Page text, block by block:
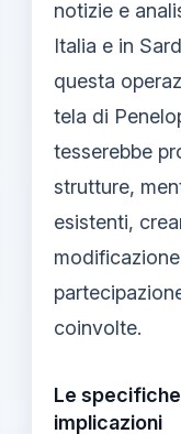
notizie e
Italia e in
questa
tela di
tesserebbe
strutture,
esistenti,
coinvolte.
Le
implicazioni